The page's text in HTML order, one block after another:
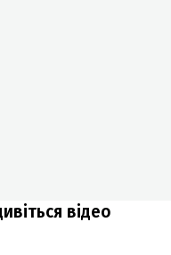
відео